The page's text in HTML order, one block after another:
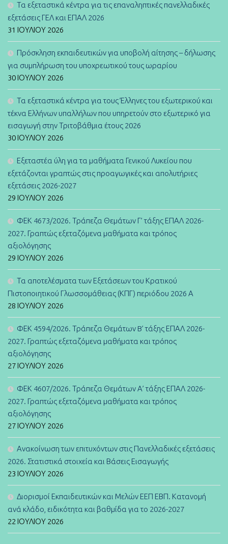
Τα εξεταστικά κέντρα για τις επαναληπτικές πανελλαδικές
εξετάσεις ΓΕΛ και ΕΠΑΛ 2026
31 ΙΟΥΛΊΟΥ 2026
Πρόσκληση εκπαιδευτικών για υποβολή αίτησης – δήλωσης
για συμπλήρωση του υποχρεωτικού τους ωραρίου
30 ΙΟΥΛΊΟΥ 2026
Τα εξεταστικά κέντρα για τους Έλληνες του εξωτερικού και
τέκνα Ελλήνων υπαλλήλων που υπηρετούν στο εξωτερικό για
εισαγωγή στην Τριτοβάθμια έτους 2026
30 ΙΟΥΛΊΟΥ 2026
Εξεταστέα ύλη για τα μαθήματα Γενικού Λυκείου που
εξετάζονται γραπτώς στις προαγωγικές και απολυτήριες
εξετάσεις 2026-2027
29 ΙΟΥΛΊΟΥ 2026
ΦΕΚ 4673/2026. Τράπεζα Θεμάτων Γ’ τάξης ΕΠΑΛ 2026-
2027. Γραπτώς εξεταζόμενα μαθήματα και τρόπος
αξιολόγησης
29 ΙΟΥΛΊΟΥ 2026
Τα αποτελέσματα των Εξετάσεων του Κρατικού
Πιστοποιητικού Γλωσσομάθειας (ΚΠΓ) περιόδου 2026 Α
28 ΙΟΥΛΊΟΥ 2026
ΦΕΚ 4594/2026. Τράπεζα Θεμάτων B’ τάξης ΕΠΑΛ 2026-
2027. Γραπτώς εξεταζόμενα μαθήματα και τρόπος
αξιολόγησης
27 ΙΟΥΛΊΟΥ 2026
ΦΕΚ 4607/2026. Τράπεζα Θεμάτων Α’ τάξης ΕΠΑΛ 2026-
2027. Γραπτώς εξεταζόμενα μαθήματα και τρόπος
αξιολόγησης
27 ΙΟΥΛΊΟΥ 2026
Ανακοίνωση των επιτυχόντων στις Πανελλαδικές εξετάσεις
2026. Στατιστικά στοιχεία και Βάσεις Εισαγωγής
23 ΙΟΥΛΊΟΥ 2026
Διορισμοί Εκπαιδευτικών και Μελών ΕΕΠ ΕΒΠ. Κατανομή
ανά κλάδο, ειδικότητα και βαθμίδα για το 2026-2027
22 ΙΟΥΛΊΟΥ 2026